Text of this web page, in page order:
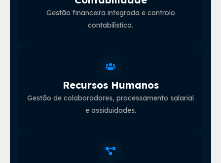
Gestão financeira integrada e controlo
contabilístico.
Recursos Humanos
Gestão de colaboradores, processamento salarial
e assiduidades.